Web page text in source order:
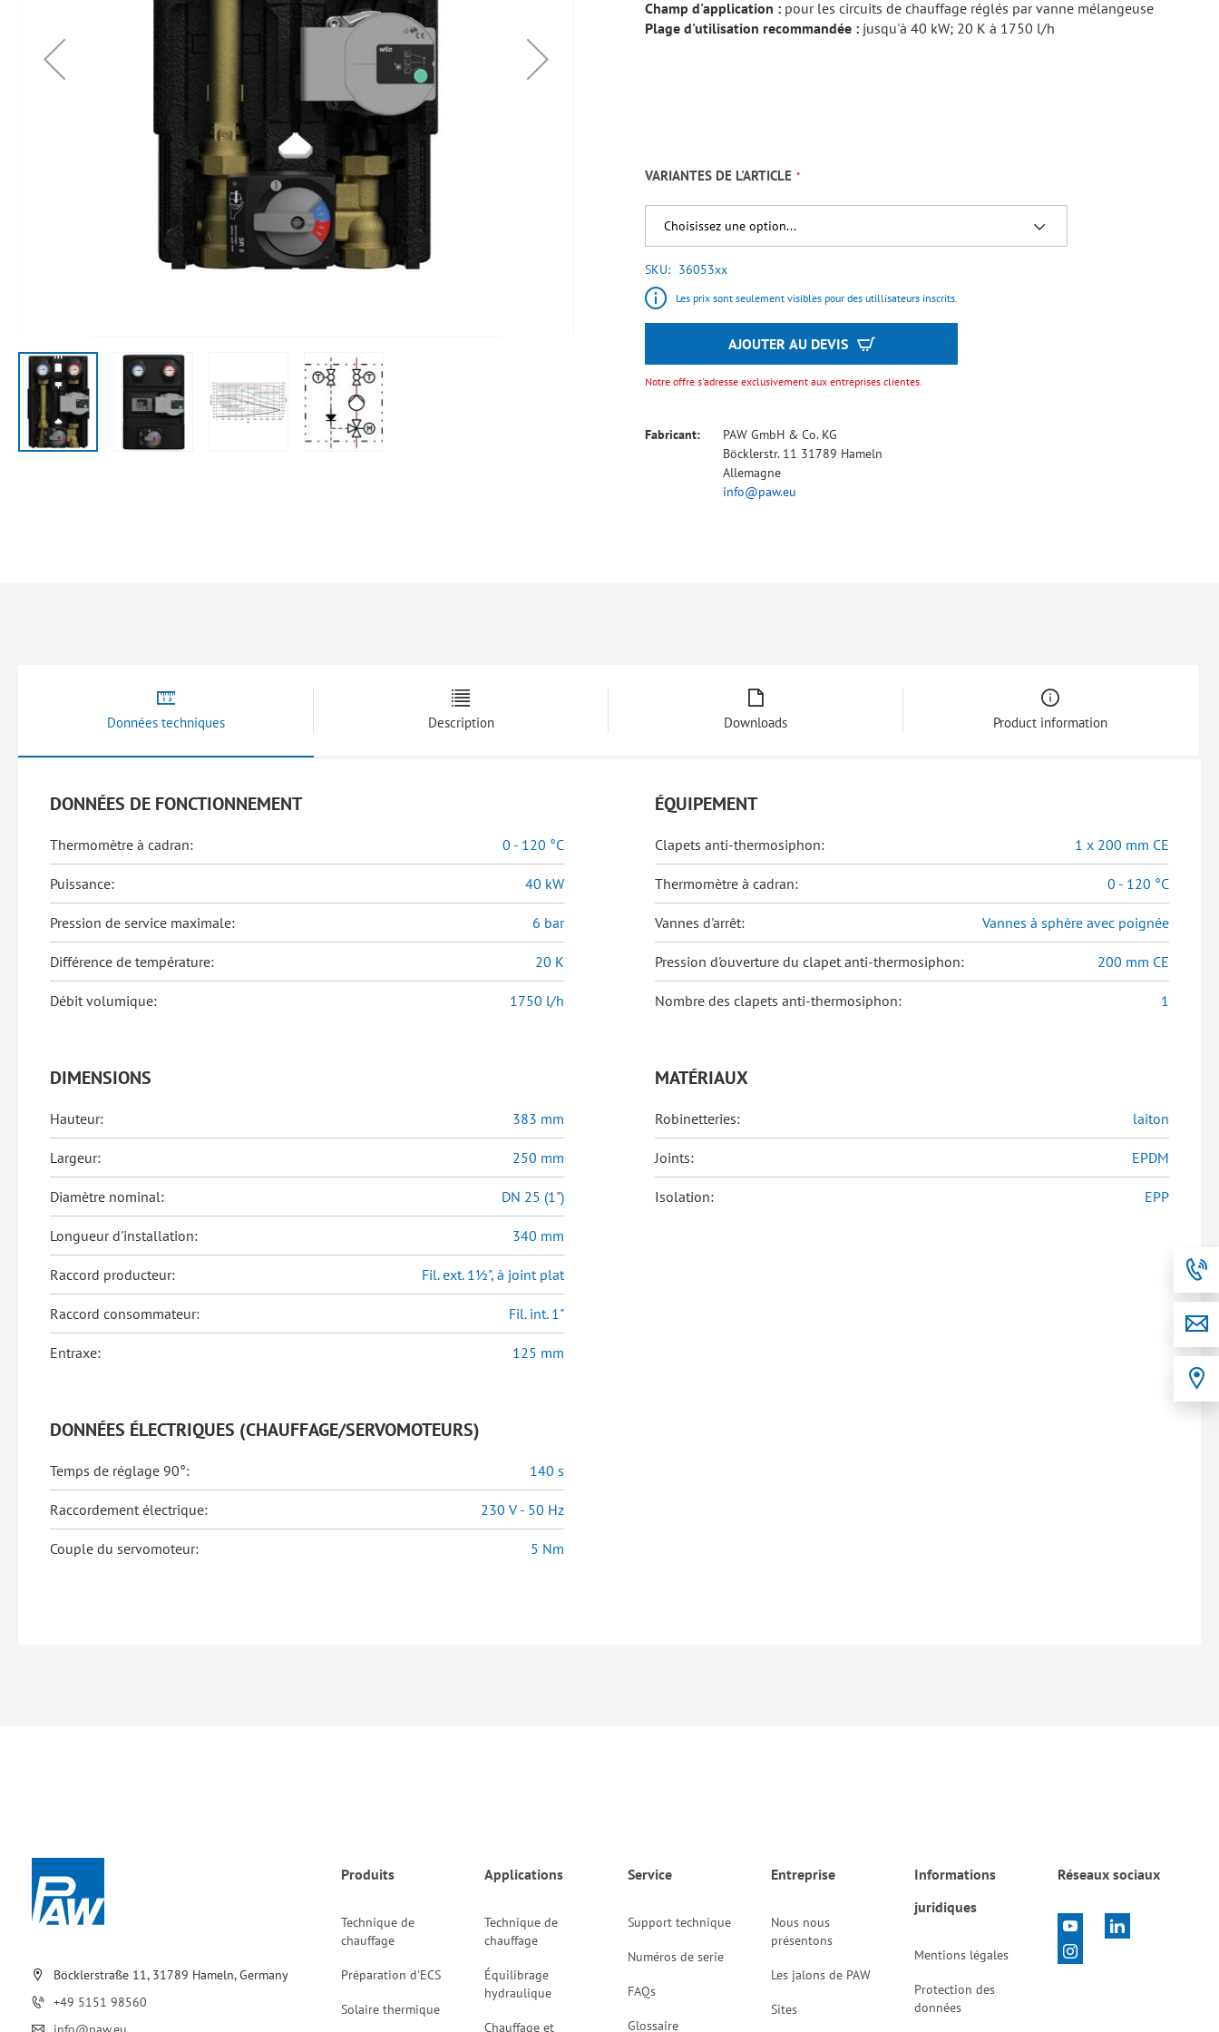
Champ d'application : pour les circuits de chauffage réglés par vanne mélangeuse
Plage d'utilisation recommandée : jusqu'à 40 kW; 20 K à 1750 l/h
VARIANTES DE L'ARTICLE
SKU 36053xx
Les prix sont seulement visibles pour des utillisateurs inscrits.
AJOUTER AU DEVIS
Notre offre s'adresse exclusivement aux entreprises clientes.
Fabricant:
PAW GmbH & Co. KG
Böcklerstr. 11 31789 Hameln
Allemagne
info@paw.eu
Données techniques
DONNÉES DE FONCTIONNEMENT
Thermomètre à cadran: 0 - 120 °C
Puissance: 40 kW
Pression de service maximale: 6 bar
Différence de température: 20 K
Débit volumique: 1750 l/h
ÉQUIPEMENT
Clapets anti-thermosiphon: 1 x 200 mm CE
Thermomètre à cadran: 0 - 120 °C
Vannes d'arrêt: Vannes à sphère avec poignée
Pression d'ouverture du clapet anti-thermosiphon: 200 mm CE
Nombre des clapets anti-thermosiphon: 1
DIMENSIONS
Hauteur: 383 mm
Largeur: 250 mm
Diamètre nominal: DN 25 (1")
Longueur d'installation: 340 mm
Raccord producteur: Fil. ext. 1½", à joint plat
Raccord consommateur: Fil. int. 1"
Entraxe: 125 mm
MATÉRIAUX
Robinetteries: laiton
Joints: EPDM
Isolation: EPP
DONNÉES ÉLECTRIQUES (CHAUFFAGE/SERVOMOTEURS)
Temps de réglage 90°: 140 s
Raccordement électrique: 230 V - 50 Hz
Couple du servomoteur: 5 Nm
Description Downloads Product information
Böcklerstraße 11, 31789 Hameln, Germany
+49 5151 98560
Produits
Technique de
chauffage
Préparation d'ECS
Solaire thermique
Applications
Technique de
chauffage
Équilibrage
hydraulique
Chauffage et
Service
Support technique
Numéros de serie
FAQs
Glossaire
Entreprise
Nous nous
présentons
Les jalons de PAW
Sites
Informations
juridiques
Mentions légales
Protection des
données
Réseaux sociaux